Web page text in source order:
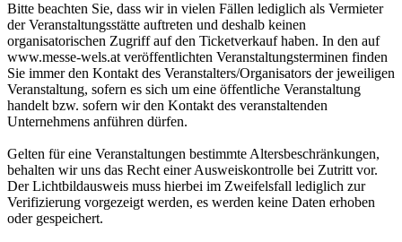
Bitte beachten Sie, dass wir in vielen Fällen lediglich als Vermieter
der Veranstaltungsstätte auftreten und deshalb keinen
organisatorischen Zugriff auf den Ticketverkauf haben. In den auf
www.messe-wels.at veröffentlichten Veranstaltungsterminen finden
Sie immer den Kontakt des Veranstalters/Organisators der jeweiligen
Veranstaltung, sofern es sich um eine öffentliche Veranstaltung
handelt bzw. sofern wir den Kontakt des veranstaltenden
Unternehmens anführen dürfen.
Gelten für eine Veranstaltungen bestimmte Altersbeschränkungen,
behalten wir uns das Recht einer Ausweiskontrolle bei Zutritt vor.
Der Lichtbildausweis muss hierbei im Zweifelsfall lediglich zur
Verifizierung vorgezeigt werden, es werden keine Daten erhoben
oder gespeichert.